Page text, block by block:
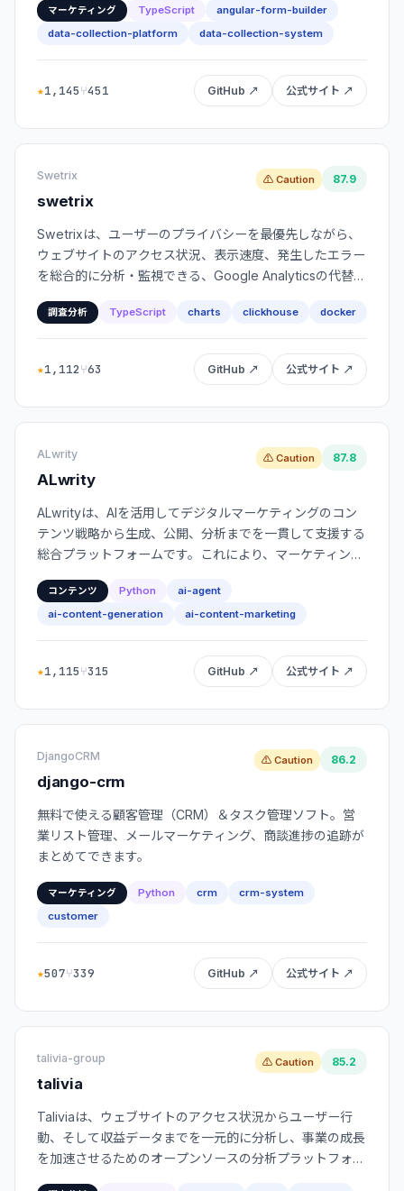
マーケティング TypeScript
angular-form-builder
data-collection-platform
data-collection-system
★1,145⑂451 GitHub ↗ 公式サイト ↗
Swetrix
swetrix
⚠ Caution 87.9
Swetrixは、ユーザーのプライバシーを最優先しながら、
ウェブサイトのアクセス状況、表示速度、発生したエラー
を総合的に分析・監視できる、Google Analyticsの代替と
調査分析 TypeScript charts clickhouse docker
★1,112⑂63 GitHub ↗ 公式サイト ↗
ALwrity
ALwrity
⚠ Caution 87.8
ALwrityは、AIを活用してデジタルマーケティングのコン
テンツ戦略から生成、公開、分析までを一貫して支援する
総合プラットフォームです。これにより、マーケティング
最大化できます。
コンテンツ Python
ai-agent
ai-content-generation
ai-content-marketing
★1,115⑂315 GitHub ↗ 公式サイト ↗
DjangoCRM
django-crm
⚠ Caution 86.2
無料で使える顧客管理（CRM）＆タスク管理ソフト。営
業リスト管理、メールマーケティング、商談進捗の追跡が
まとめてできます。
マーケティング Python crm
crm-system
customer
★507⑂339 GitHub ↗ 公式サイト ↗
talivia-group
talivia
⚠ Caution 85.2
Taliviaは、ウェブサイトのアクセス状況からユーザー行
動、そして収益データまでを一元的に分析し、事業の成長
を加速させるためのオープンソースの分析プラットフォー